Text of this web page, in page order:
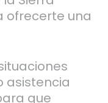
ofrecerte una
asistencia
que